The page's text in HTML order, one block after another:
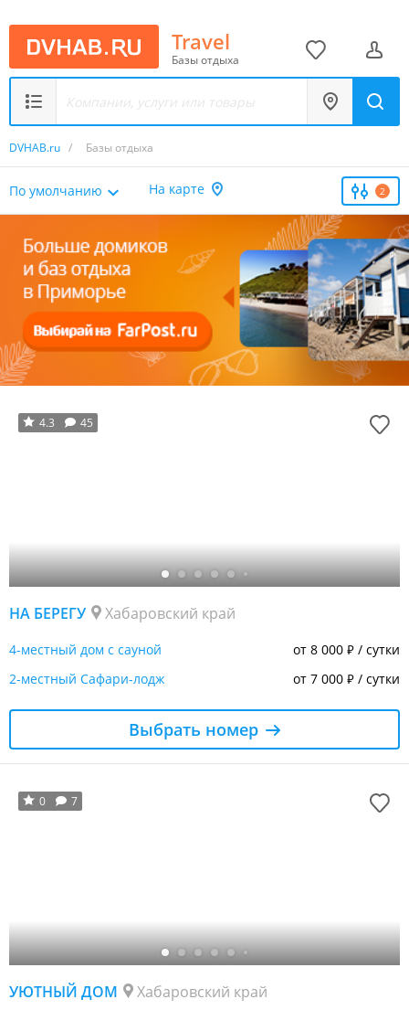
Travel
Базы отдыха
DVHAB.ru / Базы отдыха
По умолчанию На карте 2
4.3 45
НА БЕРЕГУ Хабаровский край
4-местный дом с сауной от 8 000 ₽ / сутки
2-местный Сафари-лодж
от 7 000 ₽ / сутки
Выбрать номер
0 7
УЮТНЫЙ ДОМ Хабаровский край